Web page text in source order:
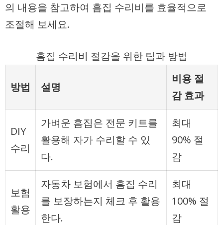
의 내용을 참고하여 흠집 수리비를 효율적으로
조절해 보세요.
흠집 수리비 절감을 위한 팁과 방법
방법 설명
비용 절
감 효과
DIY
수리
가벼운 흠집은 전문 키트를
활용해 자가 수리할 수 있
다.
최대
90% 절
감
보험
활용
자동차 보험에서 흠집 수리
를 보장하는지 체크 후 활용
한다.
최대
100% 절
감